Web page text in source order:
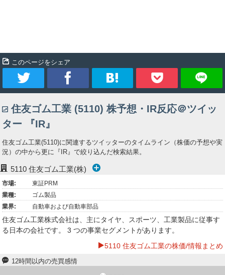
このページをシェア
イ
ー
ト
ェ
ア
ッ
ク
マ
ク
住友ゴム工業 (5110) 株予想・IR反応＠ツイッ
ター 『IR』
住友ゴム工業(5110)に関連するツイッターのタイムライン（株価の予想や実
況）の中から更に『IR』で絞り込んだ検索結果。
5110 住友ゴム工業(株)
市場:
東証PRM
業種:
ゴム製品
業界:
自動車および自動車部品
住友ゴム工業株式会社は、主にタイヤ、スポーツ、工業製品に従事す
る日本の会社です。 3 つの事業セグメントがあります。
5110 住友ゴム工業の株価/情報まとめ
12時間以内の売買感情